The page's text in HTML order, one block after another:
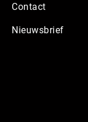
Contact
Nieuwsbrief